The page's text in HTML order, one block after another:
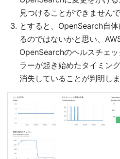
見つけることができませんで
とすると、OpenSearch自
るのではないかと思い、
OpenSearchのヘルスチェ
ラーが起き始めたタイミン
消失していることが判明しま